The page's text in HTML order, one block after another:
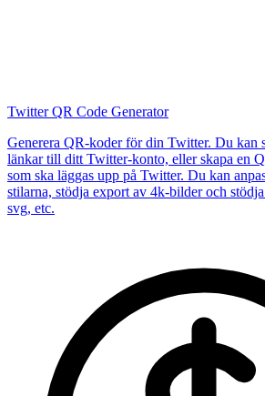
Twitter QR Code Generator
Generera QR-koder för din Twitter. Du kan
länkar till ditt Twitter-konto, eller skapa en
som ska läggas upp på Twitter. Du kan
stilarna, stödja export av 4k-bilder och
svg, etc.